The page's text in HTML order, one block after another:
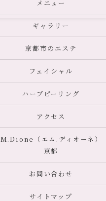
メニュー
ギャラリー
京都市のエステ
フェイシャル
ハーブピーリング
アクセス
M.Dione（エム.ディオーネ）
京都
お問い合わせ
サイトマップ